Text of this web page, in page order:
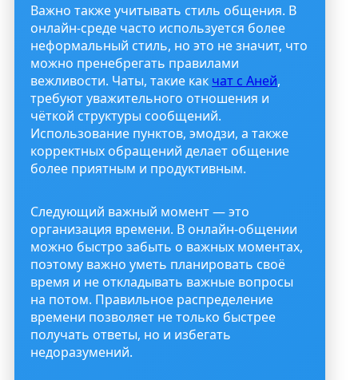
Важно также учитывать стиль общения. В
онлайн-среде часто используется более
неформальный стиль, но это не значит, что
можно пренебрегать правилами
вежливости. Чаты, такие как чат с Аней,
требуют уважительного отношения и
чёткой структуры сообщений.
Использование пунктов, эмодзи, а также
корректных обращений делает общение
более приятным и продуктивным.
Следующий важный момент — это
организация времени. В онлайн-общении
можно быстро забыть о важных моментах,
поэтому важно уметь планировать своё
время и не откладывать важные вопросы
на потом. Правильное распределение
времени позволяет не только быстрее
получать ответы, но и избегать
недоразумений.